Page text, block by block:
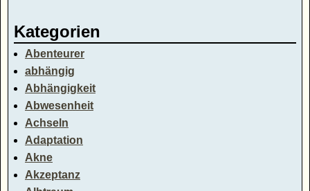
Kategorien
Abenteurer
abhängig
Abhängigkeit
Abwesenheit
Achseln
Adaptation
Akne
Akzeptanz